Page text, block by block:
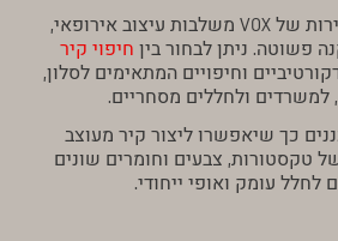
קולקציות חיפוי הקירות של VOX משלבות עיצוב אירופאי,
פשוטה. ניתן לבחור בין חיפוי קיר
וחיפויים המתאימים לסלון,
למשרדים ולחללים מסחריים.
כך שיאפשרו ליצור קיר מעוצב
טקסטורות, צבעים וחומרים שונים
לחלל עומק ואופי ייחודי.